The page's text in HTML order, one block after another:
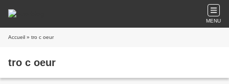
MENU
Accueil » tro c oeur
tro c oeur